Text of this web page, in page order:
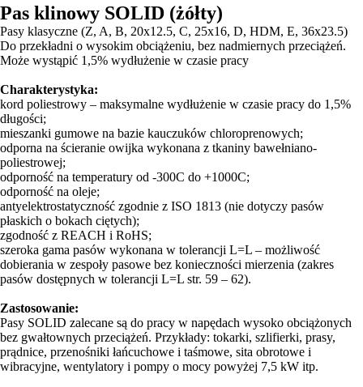
Pas klinowy SOLID (żółty)
Pasy klasyczne (Z, A, B, 20x12.5, C, 25x16, D, HDM, E, 36x23.5)
Do przekładni o wysokim obciążeniu, bez nadmiernych przeciążeń.
Może wystąpić 1,5% wydłużenie w czasie pracy
Charakterystyka:
kord poliestrowy – maksymalne wydłużenie w czasie pracy do 1,5%
długości;
mieszanki gumowe na bazie kauczuków chloroprenowych;
odporna na ścieranie owijka wykonana z tkaniny bawełniano-
poliestrowej;
odporność na temperatury od -300C do +1000C;
odporność na oleje;
antyelektrostatyczność zgodnie z ISO 1813 (nie dotyczy pasów
płaskich o bokach ciętych);
zgodność z REACH i RoHS;
szeroka gama pasów wykonana w tolerancji L=L – możliwość
dobierania w zespoły pasowe bez konieczności mierzenia (zakres
pasów dostępnych w tolerancji L=L str. 59 – 62).
Zastosowanie:
Pasy SOLID zalecane są do pracy w napędach wysoko obciążonych
bez gwałtownych przeciążeń. Przykłady: tokarki, szlifierki, prasy,
prądnice, przenośniki łańcuchowe i taśmowe, sita obrotowe i
wibracyjne, wentylatory i pompy o mocy powyżej 7,5 kW itp.